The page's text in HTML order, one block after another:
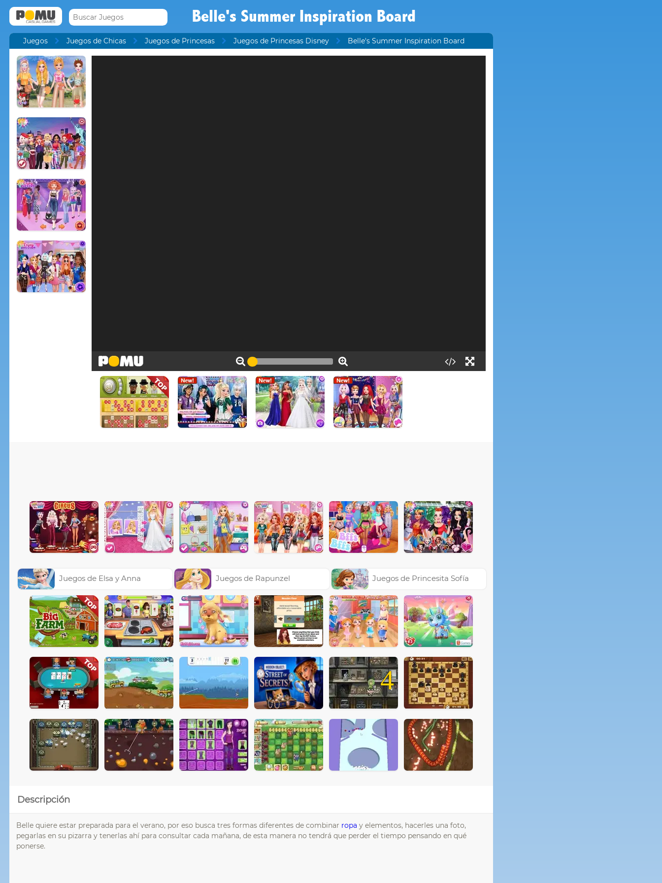
Belle's Summer Inspiration Board
Juegos Juegos de Chicas Juegos de Princesas Juegos de Princesas Disney Belle's Summer Inspiration Board
Juegos de Elsa y Anna Juegos de Rapunzel Juegos de Princesita Sofía
4
Descripción
Belle quiere estar preparada para el verano, por eso busca tres formas diferentes de combinar ropa y elementos, hacerles una foto,
pegarlas en su pizarra y tenerlas ahí para consultar cada mañana, de esta manera no tendrá que perder el tiempo pensando en qué
ponerse.